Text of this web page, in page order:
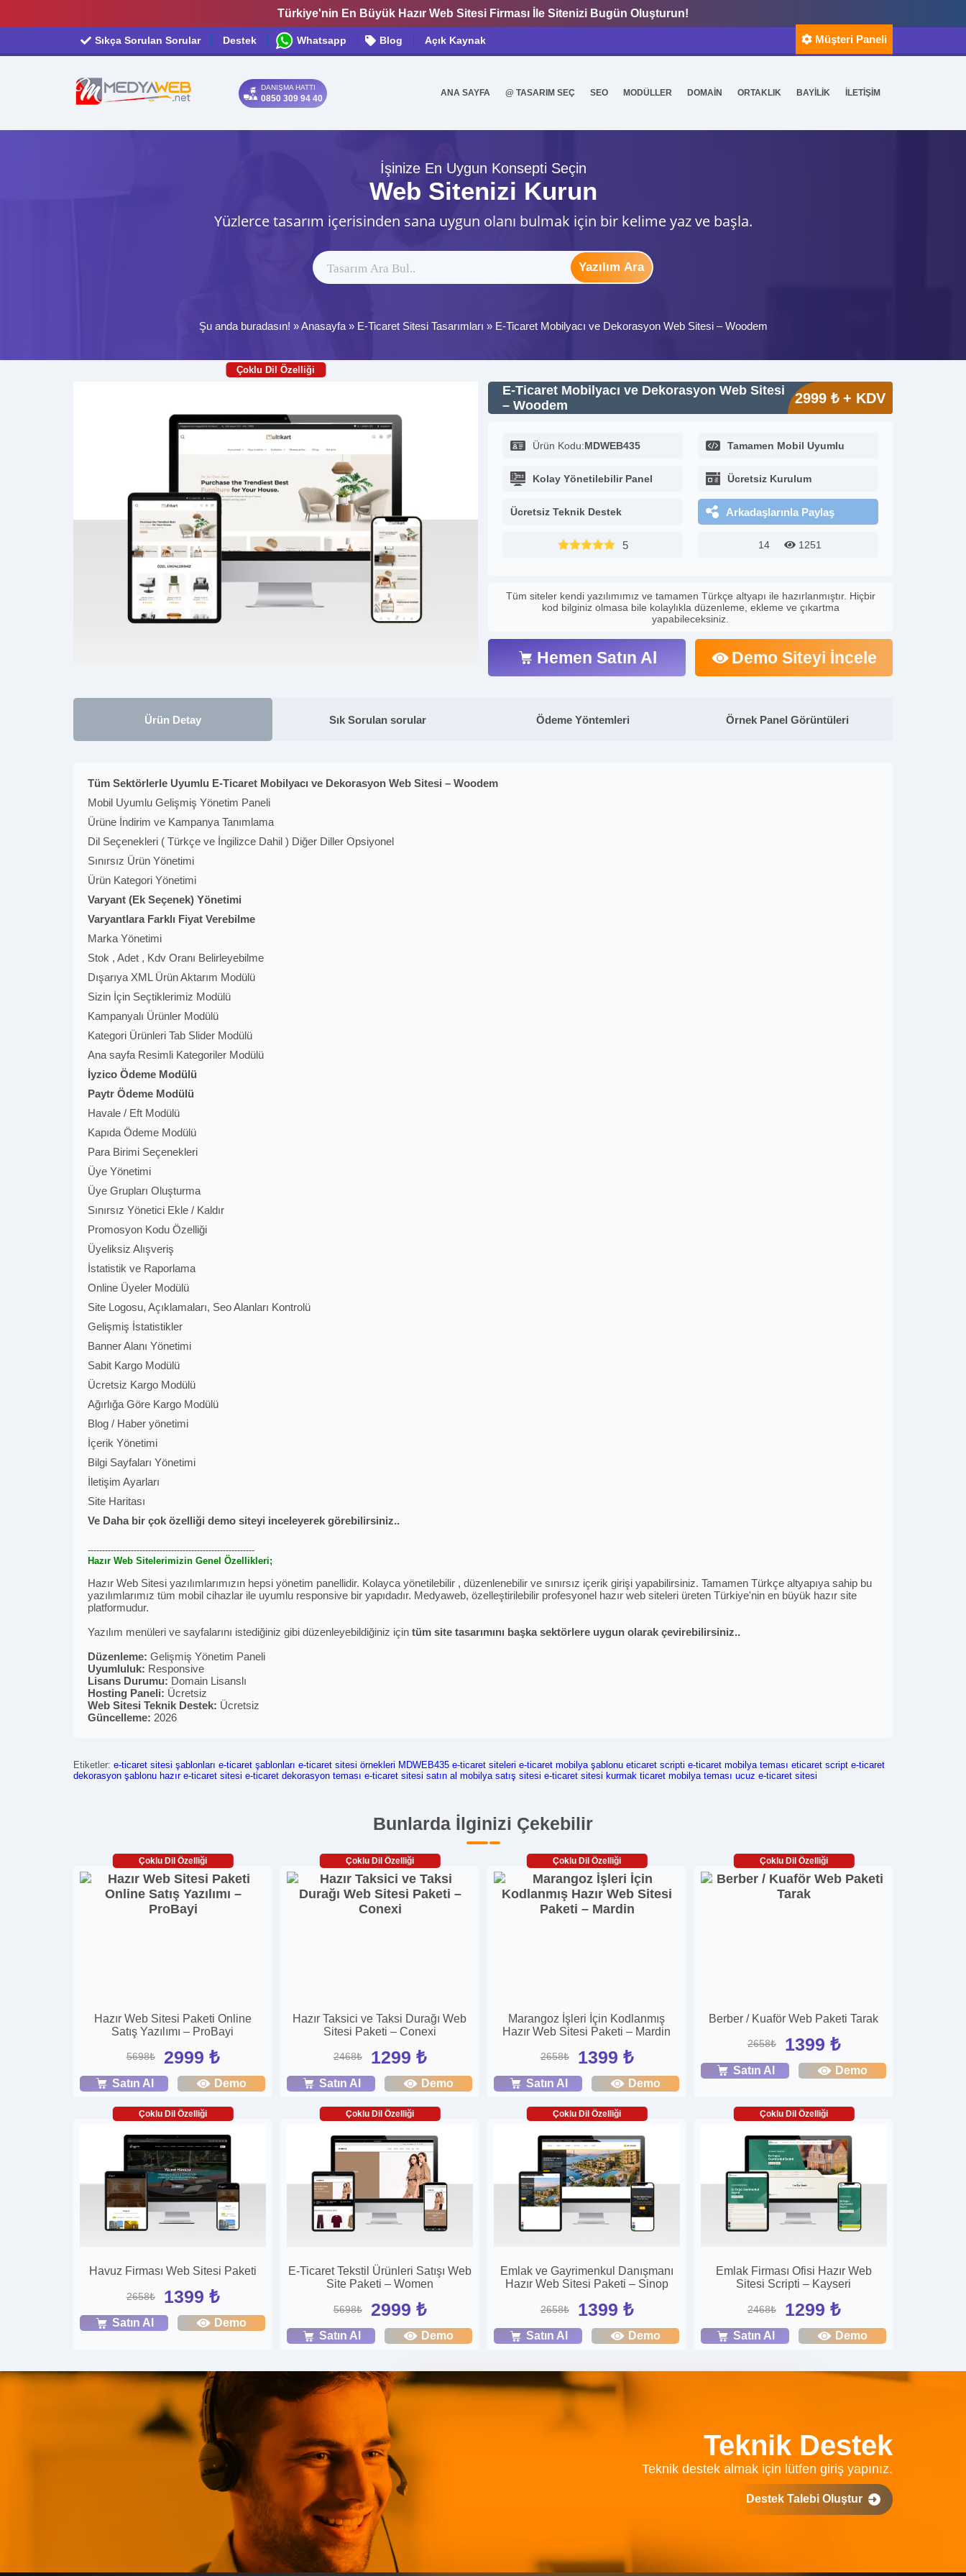
Türkiye'nin En Büyük Hazır Web Sitesi Firması İle Sitenizi Bugün Oluşturun!
Sıkça Sorulan Sorular Destek Whatsapp Blog Açık Kaynak Müşteri Paneli
DANIŞMA HATTI
0850 309 94 40
ANA SAYFA @ TASARIM SEÇ SEO MODÜLLER DOMAİN ORTAKLIK BAYİLİK İLETİŞİM
İşinize En Uygun Konsepti Seçin
Web Sitenizi Kurun
Yüzlerce tasarım içerisinden sana uygun olanı bulmak için bir kelime yaz ve başla.
Yazılım Ara
Şu anda buradasın! »Anasayfa» E-Ticaret Sitesi Tasarımları » E-Ticaret Mobilyacı ve Dekorasyon Web Sitesi – Woodem
Çoklu Dil Özelliği
E-Ticaret Mobilyacı ve Dekorasyon Web Sitesi
– Woodem
2999 ₺ + KDV
Ürün Kodu:MDWEB435 Tamamen Mobil Uyumlu
Kolay Yönetilebilir Panel Ücretsiz Kurulum
Ücretsiz Teknik Destek Arkadaşlarınla Paylaş
5 14 1251
Tüm siteler kendi yazılımımız ve tamamen Türkçe altyapı ile hazırlanmıştır. Hiçbir
kod bilginiz olmasa bile kolaylıkla düzenleme, ekleme ve çıkartma
yapabileceksiniz.
Hemen Satın Al Demo Siteyi İncele
Ürün Detay Sık Sorulan sorular Ödeme Yöntemleri Örnek Panel Görüntüleri
Tüm Sektörlerle Uyumlu E-Ticaret Mobilyacı ve Dekorasyon Web Sitesi – Woodem
Mobil Uyumlu Gelişmiş Yönetim Paneli
Ürüne İndirim ve Kampanya Tanımlama
Dil Seçenekleri ( Türkçe ve İngilizce Dahil ) Diğer Diller Opsiyonel
Sınırsız Ürün Yönetimi
Ürün Kategori Yönetimi
Varyant (Ek Seçenek) Yönetimi
Varyantlara Farklı Fiyat Verebilme
Marka Yönetimi
Stok , Adet , Kdv Oranı Belirleyebilme
Dışarıya XML Ürün Aktarım Modülü
Sizin İçin Seçtiklerimiz Modülü
Kampanyalı Ürünler Modülü
Kategori Ürünleri Tab Slider Modülü
Ana sayfa Resimli Kategoriler Modülü
İyzico Ödeme Modülü
Paytr Ödeme Modülü
Havale / Eft Modülü
Kapıda Ödeme Modülü
Para Birimi Seçenekleri
Üye Yönetimi
Üye Grupları Oluşturma
Sınırsız Yönetici Ekle / Kaldır
Promosyon Kodu Özelliği
Üyeliksiz Alışveriş
İstatistik ve Raporlama
Online Üyeler Modülü
Site Logosu, Açıklamaları, Seo Alanları Kontrolü
Gelişmiş İstatistikler
Banner Alanı Yönetimi
Sabit Kargo Modülü
Ücretsiz Kargo Modülü
Ağırlığa Göre Kargo Modülü
Blog / Haber yönetimi
İçerik Yönetimi
Bilgi Sayfaları Yönetimi
İletişim Ayarları
Site Haritası
Ve Daha bir çok özelliği demo siteyi inceleyerek görebilirsiniz..
----------------------------------------------------------
Hazır Web Sitelerimizin Genel Özellikleri;
Hazır Web Sitesi yazılımlarımızın hepsi yönetim panellidir. Kolayca yönetilebilir , düzenlenebilir ve sınırsız içerik girişi yapabilirsiniz. Tamamen Türkçe altyapıya sahip bu
yazılımlarımız tüm mobil cihazlar ile uyumlu responsive bir yapıdadır. Medyaweb, özelleştirilebilir profesyonel hazır web siteleri üreten Türkiye'nin en büyük hazır site
platformudur.
Yazılım menüleri ve sayfalarını istediğiniz gibi düzenleyebildiğiniz için tüm site tasarımını başka sektörlere uygun olarak çevirebilirsiniz..
Düzenleme: Gelişmiş Yönetim Paneli
Uyumluluk: Responsive
Lisans Durumu: Domain Lisanslı
Hosting Paneli: Ücretsiz
Web Sitesi Teknik Destek: Ücretsiz
Güncelleme: 2026
Etiketler: e-ticaret sitesi şablonları e-ticaret şablonları e-ticaret sitesi örnekleri MDWEB435 e-ticaret siteleri e-ticaret mobilya şablonu eticaret scripti e-ticaret mobilya teması eticaret script e-ticaret
dekorasyon şablonu hazır e-ticaret sitesi e-ticaret dekorasyon teması e-ticaret sitesi satın al mobilya satış sitesi e-ticaret sitesi kurmak ticaret mobilya teması ucuz e-ticaret sitesi
Bunlarda İlginizi Çekebilir
Çoklu Dil Özelliği
Hazır Web Sitesi Paketi Online
Satış Yazılımı – ProBayi
5698₺ 2999 ₺
Satın Al Demo
Çoklu Dil Özelliği
Hazır Taksici ve Taksi Durağı Web
Sitesi Paketi – Conexi
2468₺ 1299 ₺
Satın Al Demo
Çoklu Dil Özelliği
Marangoz İşleri İçin Kodlanmış
Hazır Web Sitesi Paketi – Mardin
2658₺ 1399 ₺
Satın Al Demo
Çoklu Dil Özelliği
Berber / Kuaför Web Paketi Tarak
2658₺ 1399 ₺
Satın Al Demo
Çoklu Dil Özelliği
Havuz Firması Web Sitesi Paketi
2658₺ 1399 ₺
Satın Al Demo
Çoklu Dil Özelliği
E-Ticaret Tekstil Ürünleri Satışı Web
Site Paketi – Women
5698₺ 2999 ₺
Satın Al Demo
Çoklu Dil Özelliği
Emlak ve Gayrimenkul Danışmanı
Hazır Web Sitesi Paketi – Sinop
2658₺ 1399 ₺
Satın Al Demo
Çoklu Dil Özelliği
Emlak Firması Ofisi Hazır Web
Sitesi Scripti – Kayseri
2468₺ 1299 ₺
Satın Al Demo
Teknik Destek
Teknik destek almak için lütfen giriş yapınız.
Destek Talebi Oluştur